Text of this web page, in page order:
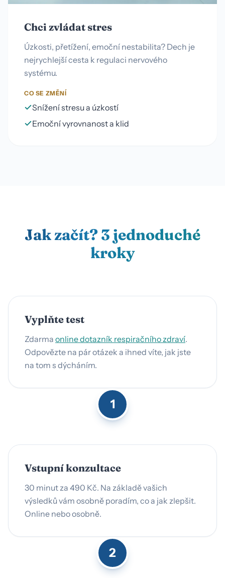
Chci zvládat stres
Úzkosti, přetížení, emoční nestabilita? Dech je
nejrychlejší cesta k regulaci nervového
systému.
CO SE ZMĚNÍ
Snížení stresu a úzkostí
Emoční vyrovnanost a klid
Jak začít? 3 jednoduché
kroky
Vyplňte test
Zdarma online dotazník respiračního zdraví.
Odpovězte na pár otázek a ihned víte, jak jste
na tom s dýcháním.
1
Vstupní konzultace
30 minut za 490 Kč. Na základě vašich
výsledků vám osobně poradím, co a jak zlepšit.
Online nebo osobně.
2